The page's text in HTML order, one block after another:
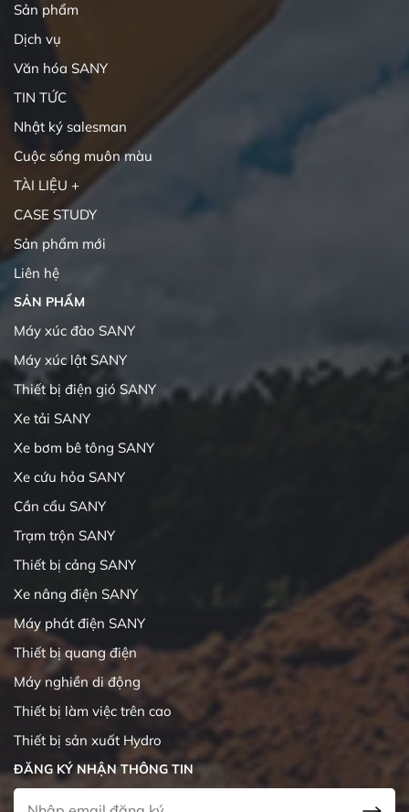
Sản phẩm
Dịch vụ
Văn hóa SANY
TIN TỨC
Nhật ký salesman
Cuộc sống muôn màu
TÀI LIỆU +
CASE STUDY
Sản phẩm mới
Liên hệ
SẢN PHẨM
Máy xúc đào SANY
Máy xúc lật SANY
Thiết bị điện gió SANY
Xe tải SANY
Xe bơm bê tông SANY
Xe cứu hỏa SANY
Cần cẩu SANY
Trạm trộn SANY
Thiết bị cảng SANY
Xe nâng điện SANY
Máy phát điện SANY
Thiết bị quang điện
Máy nghiền di động
Thiết bị làm việc trên cao
Thiết bị sản xuất Hydro
ĐĂNG KÝ NHẬN THÔNG TIN